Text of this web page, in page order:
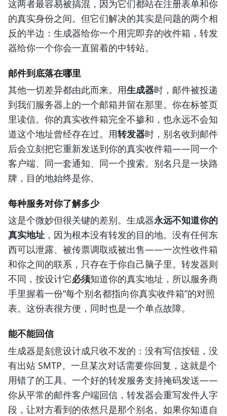
这两者最容易被搞混，因为它们都站在注册表单和你
的真实身份之间。但它们解决的其实是问题的两个相
反的半边：生成器给你一个用完即弃的收件箱，转发
器给你一个你会一直留着的中转站。
邮件到底落在哪里
其他一切差异都由此而来。用生成器时，邮件被投递
到我们服务器上的一个邮箱并留在那里。你在标签页
里读信。你的真实收件箱完全不掺和，也永远不会知
道这个地址曾经存在过。用转发器时，别名收到邮件
后会立刻把它重新发送到你的真实收件箱——同一个
客户端、同一套通知、同一个搜索。别名只是一块路
牌，目的地始终是你。
每种服务对你了解多少
这是个微妙但很关键的差别。生成器永远不知道你的
真实地址 ，因为根本没有转发的目的地。没有任何东
西可以泄露、被传票调取或被出售——一次性收件箱
和你之间的联系，只存在于你自己脑子里。转发器则
不同，按设计它必须知道你的真实地址，所以服务商
手里握着一份“每个别名都指向你真实收件箱”的对照
表。这份表很方便，同时也是一个单点故障。
能不能回信
生成器是刻意设计成只收不发的：没有写信按钮，没
有出站 SMTP。一旦某次对话需要你回复，这就是个
用错了的工具。一个好的转发服务支持掩码发送——
你从平常的邮件客户端回信，转发器会重写发件人字
段，让对方看到的依然只是那个别名。如果你知道自